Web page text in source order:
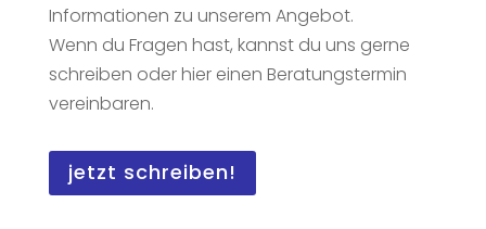
Informationen zu unserem Angebot.
Wenn du Fragen hast, kannst du uns gerne
schreiben oder hier einen Beratungstermin
vereinbaren.
jetzt schreiben!